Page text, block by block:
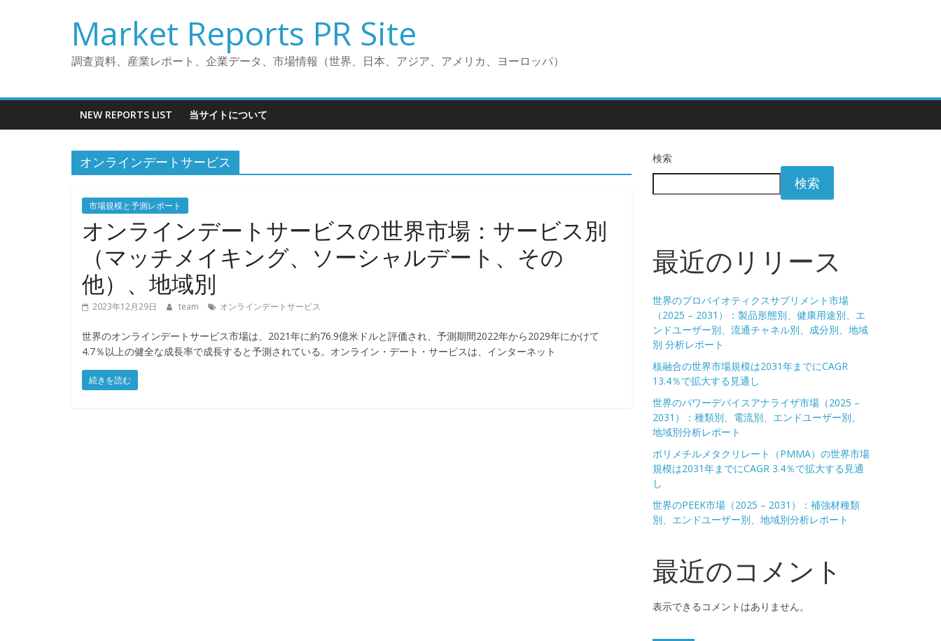
へ
キ
Market Reports PR Site
調査資料、産業レポート、企業データ、市場情報（世界、日本、アジア、アメリカ、ヨーロッパ）
NEW REPORTS LIST 当サイトについて
オンラインデートサービス
市場規模と予測レポート
オンラインデートサービスの世界市場：サービス別
（マッチメイキング、ソーシャルデート、その
他）、地域別
2023年12月29日 team オンラインデートサービス
世界のオンラインデートサービス市場は、2021年に約76.9億米ドルと評価され、予測期間2022年から2029年にかけて
4.7％以上の健全な成長率で成長すると予測されている。オンライン・デート・サービスは、インターネット
続きを読む
検索
検索
最近のリリース
世界のプロバイオティクスサプリメント市場
（2025 – 2031）：製品形態別、健康用途別、エ
ンドユーザー別、流通チャネル別、成分別、地域
別 分析レポート
核融合の世界市場規模は2031年までにCAGR
13.4％で拡大する見通し
世界のパワーデバイスアナライザ市場（2025 –
2031）：種類別、電流別、エンドユーザー別、
地域別分析レポート
ポリメチルメタクリレート（PMMA）の世界市場
規模は2031年までにCAGR 3.4％で拡大する見通
し
世界のPEEK市場（2025 – 2031）：補強材種類
別、エンドユーザー別、地域別分析レポート
最近のコメント
表示できるコメントはありません。